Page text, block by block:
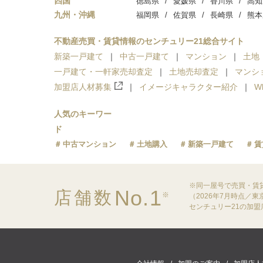
九州・沖縄 福岡県 佐賀県 長崎県 熊
不動産売買・賃貸情報のセンチュリー21総合サイト
新築一戸建て
中古一戸建て マンション
土地
一戸建て・一軒家売却査定
土地売却査定
マンシ
加盟店人材募集
イメージキャラクター紹介
人気のキーワー
ド
中古マンション 土地購入 新築一戸建て
店舗数 No.1 ※
※同一屋号で売買・賃
（2026年7月時点／
センチュリー21の加